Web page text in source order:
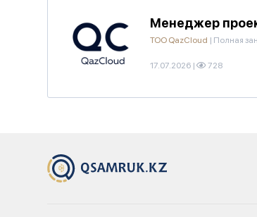
Менеджер
ТОО QazCloud | Полная
17.07.2026 | 728